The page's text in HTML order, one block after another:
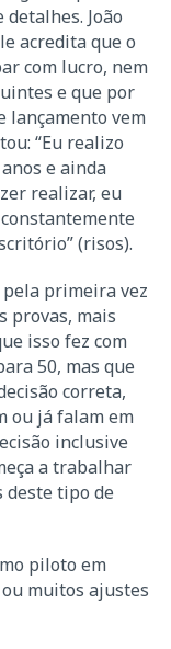
João
acredita que o
com lucro, nem
e que por
lançamento vem
“Eu realizo
e ainda
realizar, eu
(risos).
primeira vez
provas, mais
isso fez com
50, mas que
correta,
ou já falam em
inclusive
a trabalhar
deste tipo de
piloto em
muitos ajustes